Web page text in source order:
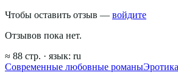
Чтобы оставить отзыв — войдите
Отзывов пока нет.
≈ 88 стр. · язык: ru
Современные любовные романыЭротика